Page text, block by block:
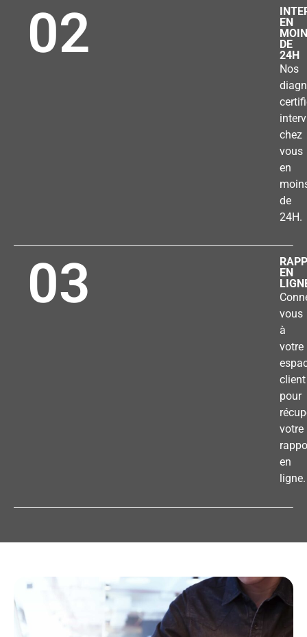
02
EN
DE
24H
Nos
chez
vous
en
de
24H.
03
EN
vous
à
votre
client
pour
votre
en
ligne.